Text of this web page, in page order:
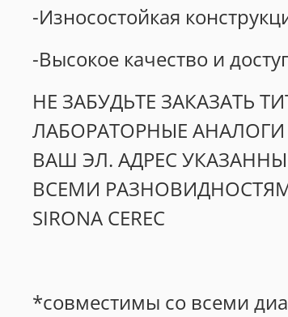
-Износостойкая
-Высокое качество и
НЕ ЗАБУДЬТЕ ЗАКАЗАТЬ
ЛАБОРАТОРНЫЕ
ВАШ ЭЛ. АДРЕС
ВСЕМИ
SIRONA CEREC
*совместимы со всеми